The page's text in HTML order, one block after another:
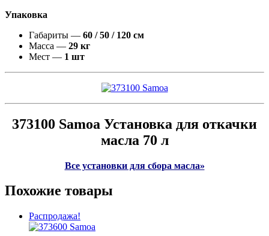
Упаковка
Габариты — 60 / 50 / 120 см
Масса — 29 кг
Мест — 1 шт
373100 Samoa Установка для откачки
масла 70 л
Все установки для сбора масла»
Похожие товары
Распродажа!